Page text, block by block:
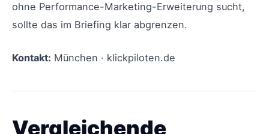
ohne Performance-Marketing-Erweiterung sucht,
sollte das im Briefing klar abgrenzen.
Kontakt: München · klickpiloten.de
Vergleichende